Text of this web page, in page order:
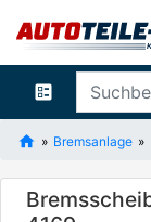
ballot
Bremsanlage